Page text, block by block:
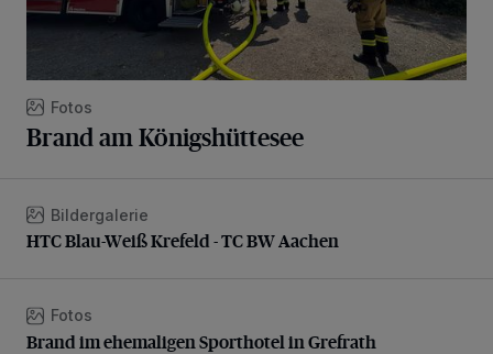
Fotos
Brand am Königshüttesee
HTC Blau-Weiß Krefeld - TC BW Aachen
Bildergalerie
HTC Blau-Weiß Krefeld - TC BW Aachen
Brand im ehemaligen Sporthotel in Grefrath
Fotos
Brand im ehemaligen Sporthotel in Grefrath